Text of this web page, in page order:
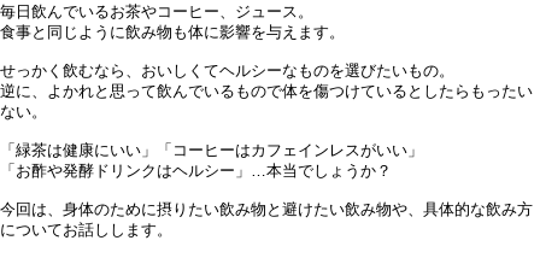
毎日飲んでいるお茶やコーヒー、ジュース。
食事と同じように飲み物も体に影響を与えます。
せっかく飲むなら、おいしくてヘルシーなものを選びたいもの。
逆に、よかれと思って飲んでいるもので体を傷つけているとしたらもったい
ない。
「緑茶は健康にいい」「コーヒーはカフェインレスがいい」
「お酢や発酵ドリンクはヘルシー」…本当でしょうか？
今回は、身体のために摂りたい飲み物と避けたい飲み物や、具体的な飲み方
についてお話しします。